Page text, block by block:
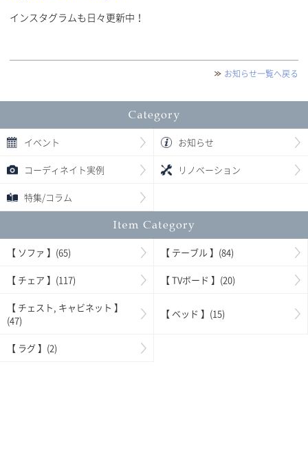
インスタグラムも日々更新中！
お知らせ一覧へ戻る
イベント お知らせ
コーディネイト実例 リノベーション
特集/コラム
【 ソファ 】(65) 【 テーブル 】(84)
【 チェア 】(117) 【 TVボード 】(20)
【 チェスト, キャビネット 】
(47)
【 ベッド 】(15)
【 ラグ 】(2)